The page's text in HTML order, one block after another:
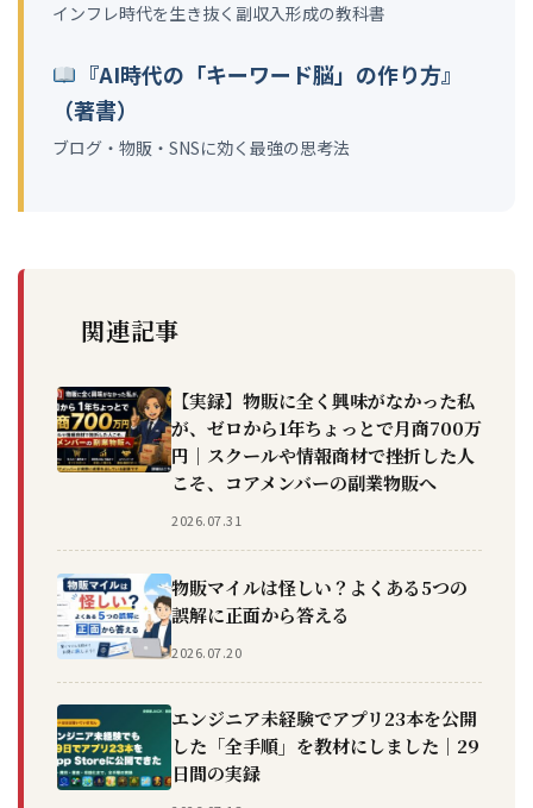
インフレ時代を生き抜く副収入形成の教科書
『AI時代の「キーワード脳」の作り方』
（著書）
ブログ・物販・SNSに効く最強の思考法
関連記事
【実録】物販に全く興味がなかった私
が、ゼロから1年ちょっとで月商700万
円｜スクールや情報商材で挫折した人
こそ、コアメンバーの副業物販へ
2026.07.31
物販マイルは怪しい？よくある5つの
誤解に正面から答える
2026.07.20
エンジニア未経験でアプリ23本を公開
した「全手順」を教材にしました｜29
日間の実録